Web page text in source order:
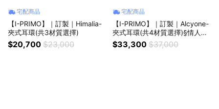
宅配商品
【I-PRIMO】｜訂製｜Himalia-
夾式耳環(共3材質選擇)
$20,700 $23,000
宅配商品
【I-PRIMO】｜訂製｜Alcyone-
夾式耳環(共4材質選擇)§情人節
禮物
$33,300 $37,000